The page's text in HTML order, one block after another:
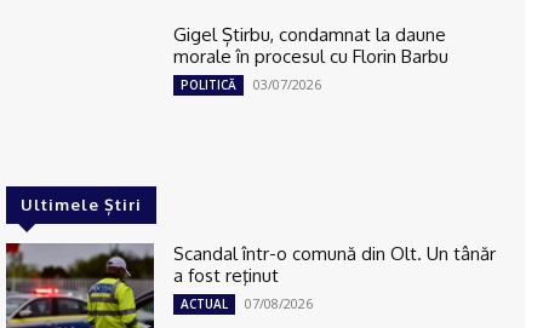
Gigel Știrbu, condamnat la daune
morale în procesul cu Florin Barbu
POLITICĂ 03/07/2026
Ultimele Știri
Scandal într-o comună din Olt. Un tânăr
a fost reţinut
ACTUAL 07/08/2026